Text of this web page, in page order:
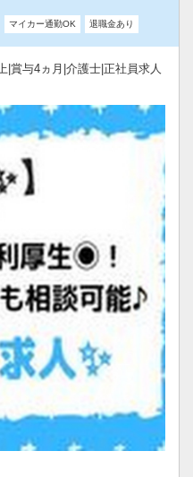
マイカー通勤OK 退職金あり
|賞与4ヵ月|介護士|正社員求人